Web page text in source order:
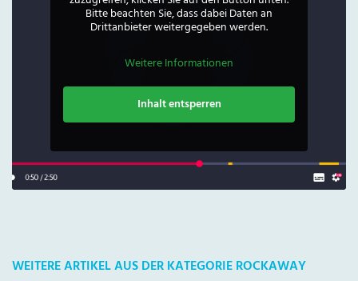
Bitte beachten Sie, dass dabei Daten an
Drittanbieter weitergegeben werden.
Weitere Informationen
Inhalt entsperren
WEITERE ARTIKEL AUS DER KATEGORIE ROCKAWAY